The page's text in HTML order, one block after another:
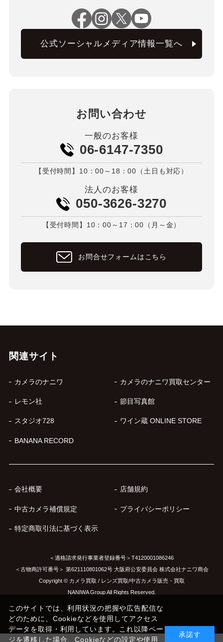
公式ソーシャルメディア情報一覧へ
お問い合わせ
一般のお客様
06-6147-7350
【受付時間】10：00～18：00（土日も対応）
法人のお客様
050-3626-3270
【受付時間】10：00～17：00（月～金）
お問合せフォームはこちら
関連サイト
カメラのナニワ カメラのナニワ買取センター
レモン社 節目写真館
スタジオ728 ワイン蔵 ONLINE STORE
BANANA RECORD
会社概要 店舗規約
中古カメラ補償規定 プライバシーポリシー
特定商取引法に基づく表示
＜適格請求発行事業者登録番号＞T4120001086246
＜古物商許可番号＞ 第621110801062号 大阪府公安委員会 株式会社ナニワ商会
Copyright © カメラ買取 / レンズ買取/中古カメラ販売・買取
NANIWA Group All Rights Reserved.
このサイトでは、利用状況の把握や広告配信な
どのために、Cookieなどを使用してアクセス
データを取得・利用しています。これ以降ペー
ジを遷移した場合、Cookieなどの設定や使用
承諾す